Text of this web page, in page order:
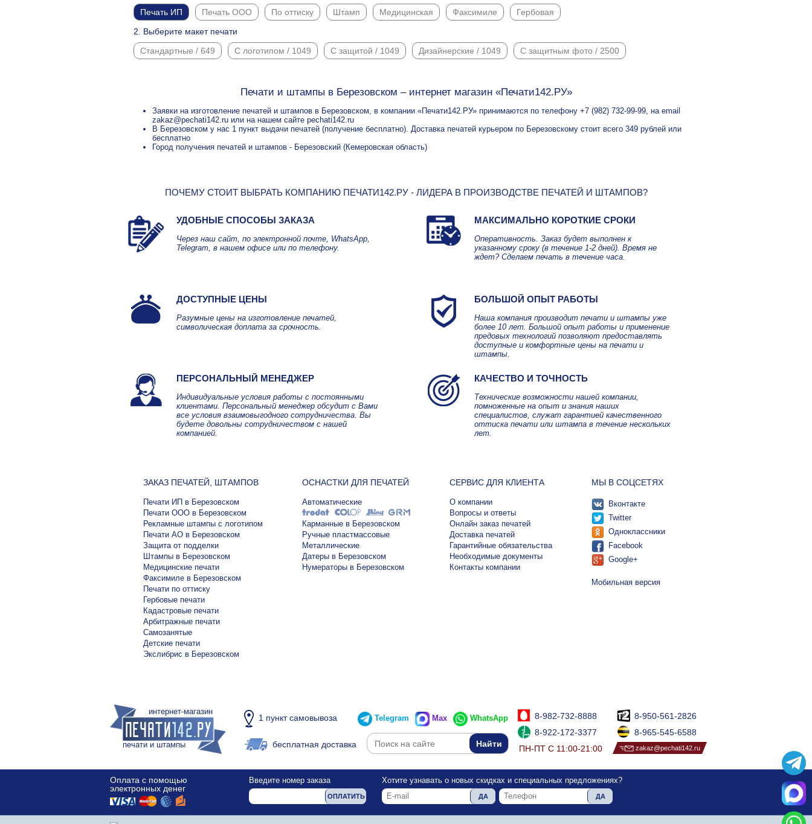
Печать ИП
Печать ООО По оттиску Штамп Медицинская Факсимиле
Гербовая
2. Выберите макет печати
Стандартные / 649
С логотипом / 1049 С защитой / 1049 Дизайнерские / 1049 С защитным фото / 2500
Печати и штампы в Березовском – интернет магазин «Печати142.РУ»
Заявки на изготовление печатей и штампов в Березовском, в компании «Печати142.РУ» принимаются по телефону +7 (982) 732-99-99, на email
zakaz@pechati142.ru или на нашем сайте pechati142.ru
В Березовском у нас 1 пункт выдачи печатей (получение бесплатно). Доставка печатей курьером по Березовскому стоит всего 349 рублей или
бесплатно
Город получения печатей и штампов - Березовский (Кемеровская область)
ПОЧЕМУ СТОИТ ВЫБРАТЬ КОМПАНИЮ ПЕЧАТИ142.РУ - ЛИДЕРА В ПРОИЗВОДСТВЕ ПЕЧАТЕЙ И ШТАМПОВ?
УДОБНЫЕ СПОСОБЫ ЗАКАЗА
Через наш сайт, по электронной почте, WhatsApp,
Telegram, в нашем офисе или по телефону.
МАКСИМАЛЬНО КОРОТКИЕ СРОКИ
Оперативность. Заказ будет выполнен к
указанному сроку (в течение 1-2 дней). Время не
ждет? Сделаем печать в течение часа.
ДОСТУПНЫЕ ЦЕНЫ
Разумные цены на изготовление печатей,
символическая доплата за срочность.
БОЛЬШОЙ ОПЫТ РАБОТЫ
Наша компания производит печати и штампы уже
более 10 лет. Большой опыт работы и применение
предовых технологий позволяют предоставлять
доступные и комфортные цены на печати и
штампы.
ПЕРСОНАЛЬНЫЙ МЕНЕДЖЕР
Индивидуальные условия работы с постоянными
клиентами. Персональный менеджер обсудит с Вами
все условия взаимовыгодного сотрудничества. Вы
будете довольны сотрудничеством с нашей
компанией.
КАЧЕСТВО И ТОЧНОСТЬ
Технические возможности нашей компании,
помноженные на опыт и знания наших
специалистов, служат гарантией качественного
оттиска печати или штампа в течение нескольких
лет.
ЗАКАЗ ПЕЧАТЕЙ, ШТАМПОВ
Печати ИП в Березовском
Печати ООО в Березовском
Рекламные штампы с логотипом
Печати АО в Березовском
Защита от подделки
Штампы в Березовском
Медицинские печати
Факсимиле в Березовском
Печати по оттиску
Гербовые печати
Кадастровые печати
Арбитражные печати
Самозанятые
Детские печати
Экслибрис в Березовском
ОСНАСТКИ ДЛЯ ПЕЧАТЕЙ
Автоматические
Карманные в Березовском
Ручные пластмассовые
Металлические
Датеры в Березовском
Нумераторы в Березовском
СЕРВИС ДЛЯ КЛИЕНТА
О компании
Вопросы и ответы
Онлайн заказ печатей
Доставка печатей
Гарантийные обязательства
Необходимые документы
Контакты компании
МЫ В СОЦСЕТЯХ
Вконтакте
Twitter
Одноклассники
Facebook
Google+
Мобильная версия
интернет-магазин
печати и штампы
1 пункт самовывоза
бесплатная доставка
Telegram Max WhatsApp
8-982-732-8888
8-922-172-3377
ПН-ПТ С 11:00-21:00
8-950-561-2826
8-965-545-6588
zakaz@pechati142.ru
Оплата с помощью
электронных денег
Введите номер заказа Хотите узнавать о новых скидках и специальных предложениях?